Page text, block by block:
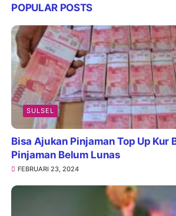
POPULAR POSTS
SULSEL
Bisa Ajukan Pinjaman Top Up Kur
Pinjaman Belum Lunas
FEBRUARI 23, 2024